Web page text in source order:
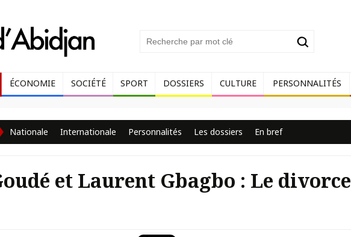
ÉCONOMIE SOCIÉTÉ SPORT DOSSIERS CULTURE PERSONNALITÉS
Nationale Internationale Personnalités Les dossiers En bref
et Laurent Gbagbo : Le divorce